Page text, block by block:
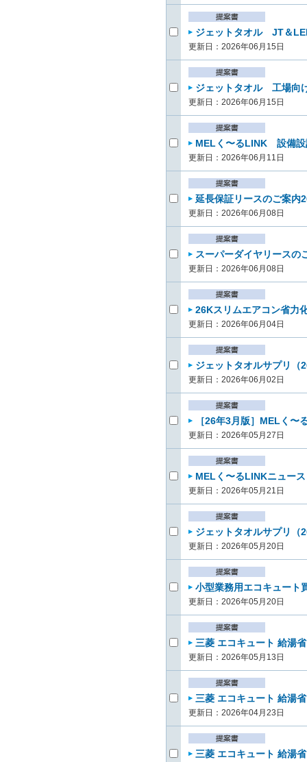
ジェットタオル JT＆
更新日：2026年06月15日
ジェットタオル 工場向
更新日：2026年06月15日
MELく〜るLINK 設備設
更新日：2026年06月11日
延長保証リースのご案内
更新日：2026年06月08日
スーパーダイヤリース
更新日：2026年06月08日
26Kスリムエアコン省力
更新日：2026年06月04日
ジェットタオルサプリ
更新日：2026年06月02日
［26年3月版］MELく
更新日：2026年05月27日
MELく〜るLINKニュー
更新日：2026年05月21日
ジェットタオルサプリ
更新日：2026年05月20日
小型業務用エコキュート
更新日：2026年05月20日
三菱 エコキュート 給湯
更新日：2026年05月13日
三菱 エコキュート 給湯
更新日：2026年04月23日
三菱 エコキュート 給湯